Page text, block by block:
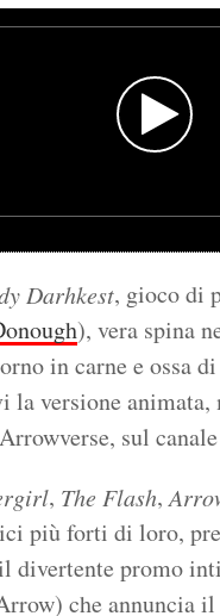
Darhkest, gioco di
), vera spina
in carne e ossa
la versione animata,
sul
, The Flash,
più forti di loro,
divertente promo
che annuncia